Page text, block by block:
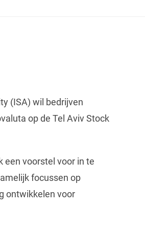
(ISA) wil bedrijven
op de Tel Aviv Stock
een voorstel voor in te
focussen op
ontwikkelen voor